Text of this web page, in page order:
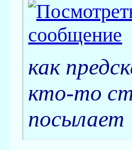
как
кто-то
посылает